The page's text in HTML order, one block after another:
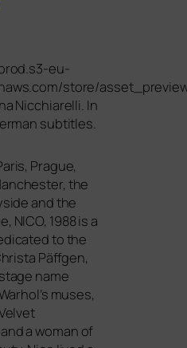
eu-
store/
Nicchiarelli. In
subtitles.
Prague,
the
and the
NICO, 1988 is a
to the
Päffgen,
name
muses,
a woman of